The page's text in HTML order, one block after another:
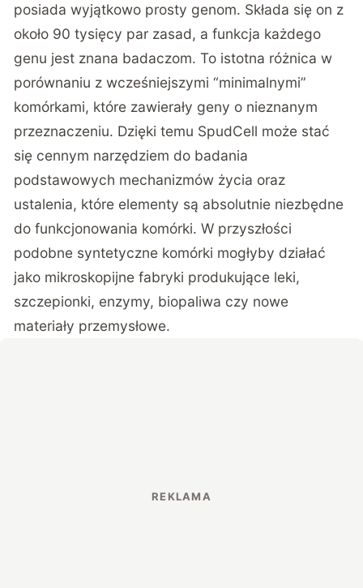
posiada wyjątkowo prosty genom. Składa się on z
około 90 tysięcy par zasad, a funkcja każdego
genu jest znana badaczom. To istotna różnica w
porównaniu z wcześniejszymi “minimalnymi”
komórkami, które zawierały geny o nieznanym
przeznaczeniu. Dzięki temu SpudCell może stać
się cennym narzędziem do badania
podstawowych mechanizmów życia oraz
ustalenia, które elementy są absolutnie niezbędne
do funkcjonowania komórki. W przyszłości
podobne syntetyczne komórki mogłyby działać
jako mikroskopijne fabryki produkujące leki,
szczepionki, enzymy, biopaliwa czy nowe
materiały przemysłowe.